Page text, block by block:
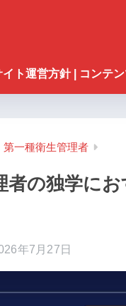
ト運営方針 | コンテ
第一種衛生管理者
者の独学に
年7月27日